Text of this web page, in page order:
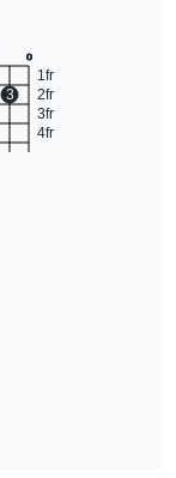
1fr
2fr
3fr
4fr
3
o